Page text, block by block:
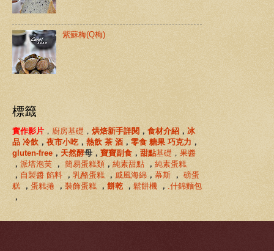
紫蘇梅(Q梅)
標籤
實作影片 ， 廚房基礎 ， 烘焙新手詳閱 ， 食材介紹 ， 冰
品 冷飲 ， 夜市小吃， 熱飲 茶 酒 ， 零食 糖果 巧克力 ，
gluten-free ， 天然酵母， 寶寶副食 ， 甜點基礎 ， 果醬
， 派塔泡芙 ， 簡易蛋糕類 ， 純素甜點 ， 純素蛋糕
， 自製醬 餡料 ， 乳酪蛋糕 ， 戚風海綿 ， 幕斯 ， 磅蛋
糕 ， 蛋糕捲 ， 裝飾蛋糕 ， 餅乾 ， 鬆餅機 ， .什錦麵包
，